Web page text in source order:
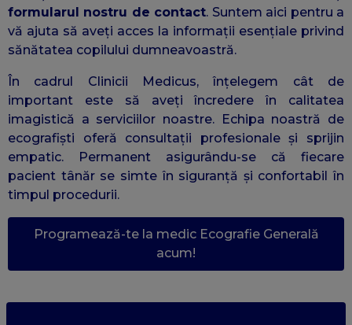
formularul nostru de contact. Suntem aici pentru a
vă ajuta să aveți acces la informații esențiale privind
sănătatea copilului dumneavoastră.
În cadrul Clinicii Medicus, înțelegem cât de
important este să aveți încredere în calitatea
imagistică a serviciilor noastre. Echipa noastră de
ecografiști oferă consultații profesionale și sprijin
empatic. Permanent asigurându-se că fiecare
pacient tânăr se simte în siguranță și confortabil în
timpul procedurii.
Programează-te la medic Ecografie Generală
acum!